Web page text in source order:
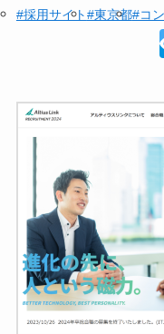
#採用サイト#東京都#コ